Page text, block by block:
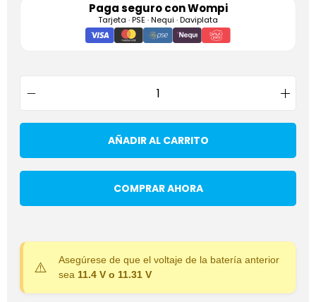
Paga seguro conWompi
Tarjeta · PSE · Nequi · Daviplata
AÑADIR AL CARRITO
COMPRAR AHORA
Asegúrese de que el voltaje de la batería anterior
sea 11.4 V o 11.31 V